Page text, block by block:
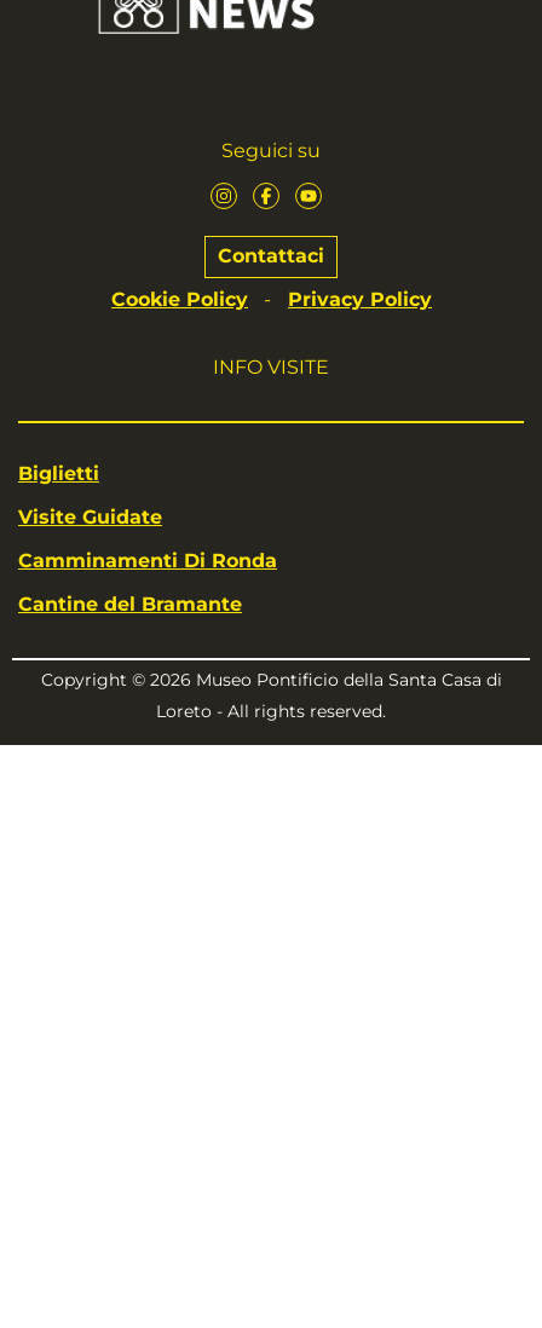
Seguici su
Contattaci
Cookie Policy
- Privacy Policy
INFO VISITE
Biglietti
Visite Guidate
Camminamenti Di Ronda
Cantine del Bramante
Copyright © 2026 Museo Pontificio della Santa Casa di
Loreto - All rights reserved.